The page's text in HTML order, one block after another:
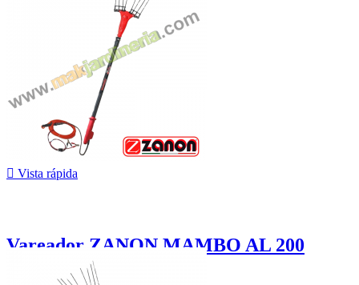
 Vista rápida
Vareador ZANON MAMBO AL 200